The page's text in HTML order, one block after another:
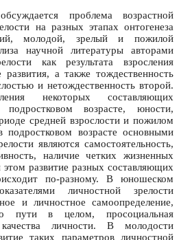
проблема возрастной
на разных этапах онтогенеза
молодой, зрелый и пожилой
научной литературы авторами
как результата взросления
а также тождественность
и нетождественность второй.
некоторых составляющих
возрасте, юности,
средней взрослости и пожилом
подростковом возрасте основными
являются самостоятельность,
наличие четких жизненных
развитие разных составляющих
по-разному. В юношеском
личностной зрелости
и личностное самоопределение,
пути в целом, просоциальная
личности. В молодости
таких параметров личностной